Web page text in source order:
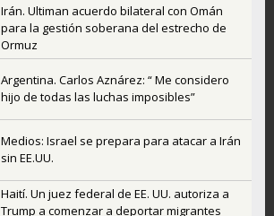
Irán. Ultiman acuerdo bilateral con Omán
para la gestión soberana del estrecho de
Ormuz
Argentina. Carlos Aznárez: “ Me considero
hijo de todas las luchas imposibles”
Medios: Israel se prepara para atacar a Irán
sin EE.UU.
Haití. Un juez federal de EE. UU. autoriza a
Trump a comenzar a deportar migrantes